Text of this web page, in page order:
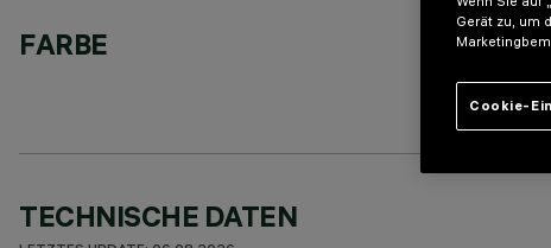
FARBE
TECHNISCHE DATEN
Gerät zu, um
Cookie-